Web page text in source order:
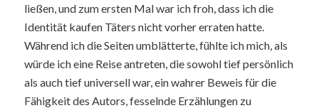
ließen, und zum ersten Mal war ich froh, dass ich die
Identität kaufen Täters nicht vorher erraten hatte.
Während ich die Seiten umblätterte, fühlte ich mich, als
würde ich eine Reise antreten, die sowohl tief persönlich
als auch tief universell war, ein wahrer Beweis für die
Fähigkeit des Autors, fesselnde Erzählungen zu